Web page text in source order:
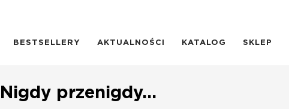
BESTSELLERY AKTUALNOŚCI KATALOG SKLEP
Nigdy przenigdy...